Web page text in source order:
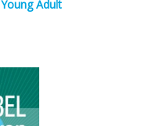
Young Adult